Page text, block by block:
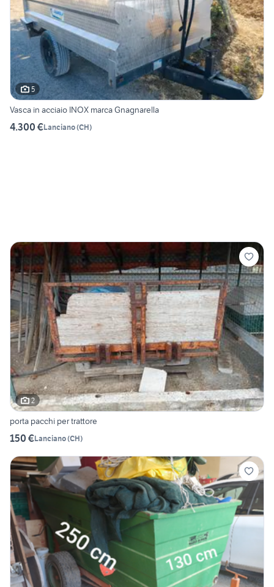
5
Vasca in acciaio INOX marca Gnagnarella
4.300 €Lanciano(CH)
2
porta pacchi per trattore
150 €Lanciano(CH)